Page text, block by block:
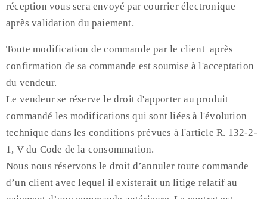
réception vous sera envoyé par courrier électronique
après validation du paiement.
Toute modification de commande par le client après
confirmation de sa commande est soumise à l'acceptation
du vendeur.
Le vendeur se réserve le droit d'apporter au produit
commandé les modifications qui sont liées à l'évolution
technique dans les conditions prévues à l'article R. 132-2-
1, V du Code de la consommation.
Nous nous réservons le droit d’annuler toute commande
d’un client avec lequel il existerait un litige relatif au